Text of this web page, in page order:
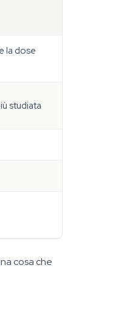
la dose
studiata
cosa che